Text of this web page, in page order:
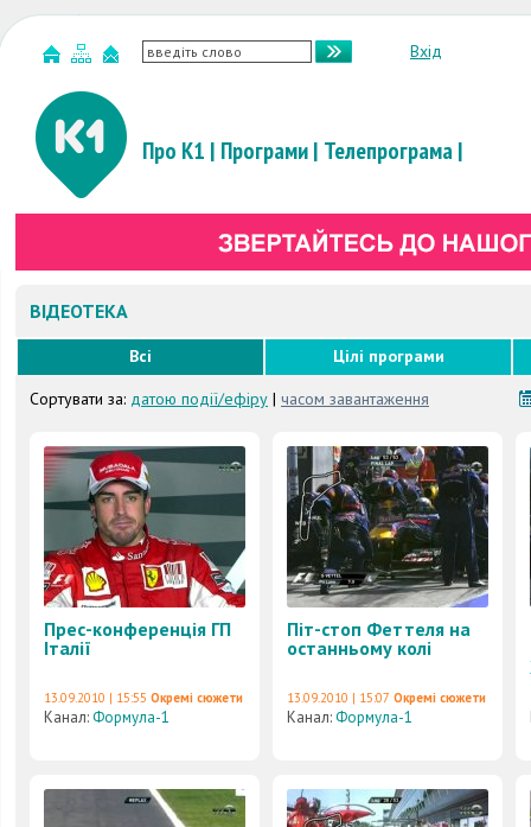
Вхід
Про К1 | Програми| Телепрограма|
ВІДЕОТЕКА
Всі
Цілі програми
Сортувати за: датою події/ефіру | часом завантаження
Прес-конференція ГП
Італії
13.09.2010 | 15:55 Окремі сюжети
Канал:Формула-1
Піт-стоп Феттеля на
останньому колі
13.09.2010 | 15:07 Окремі сюжети
Канал:Формула-1